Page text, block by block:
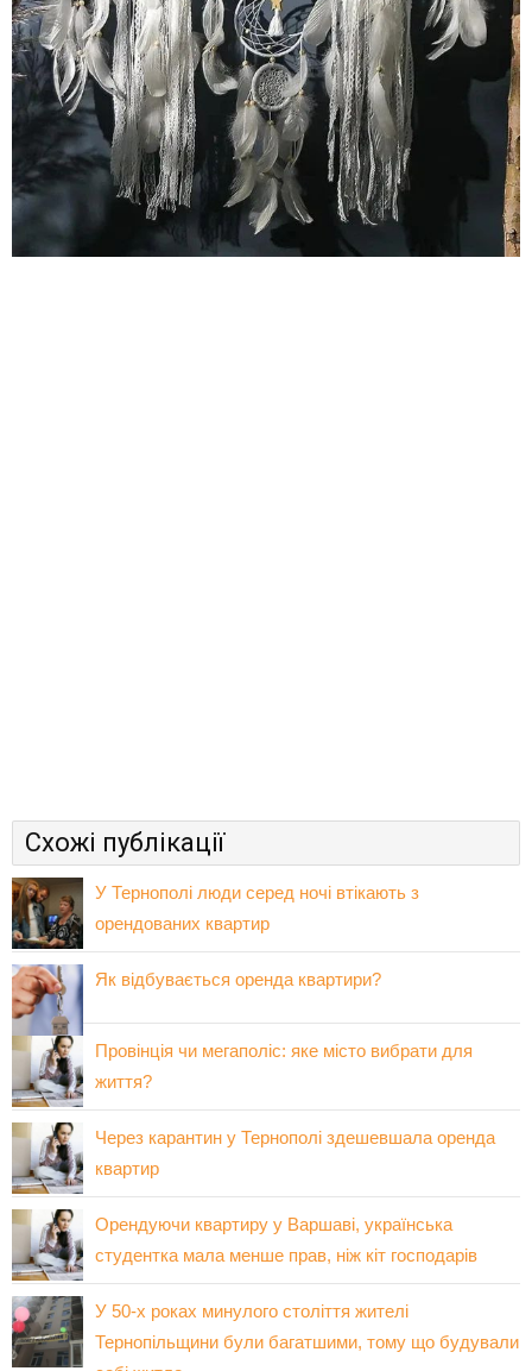
Схожі публікації
У Тернополі люди серед ночі втікають з
орендованих квартир
Як відбувається оренда квартири?
Провінція чи мегаполіс: яке місто вибрати для
життя?
Через карантин у Тернополі здешевшала оренда
квартир
Орендуючи квартиру у Варшаві, українська
студентка мала менше прав, ніж кіт господарів
У 50-х роках минулого століття жителі
Тернопільщини були багатшими, тому що будували